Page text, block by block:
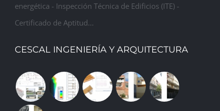
energética - Inspección Técnica de Edificios (ITE) -
Certificado de Aptitud...
CESCAL INGENIERÍA Y ARQUITECTURA